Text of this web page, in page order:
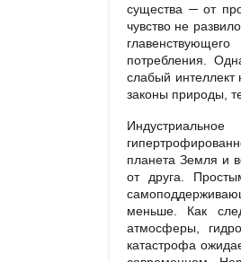
существа ─ от
чувство не
потребления.
слабый
законы природы,
планета Земля и
от друга.
меньше. Как
атмосферы,
катастрофа